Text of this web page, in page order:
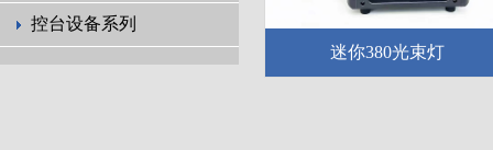
控台设备系列
迷你380光束灯